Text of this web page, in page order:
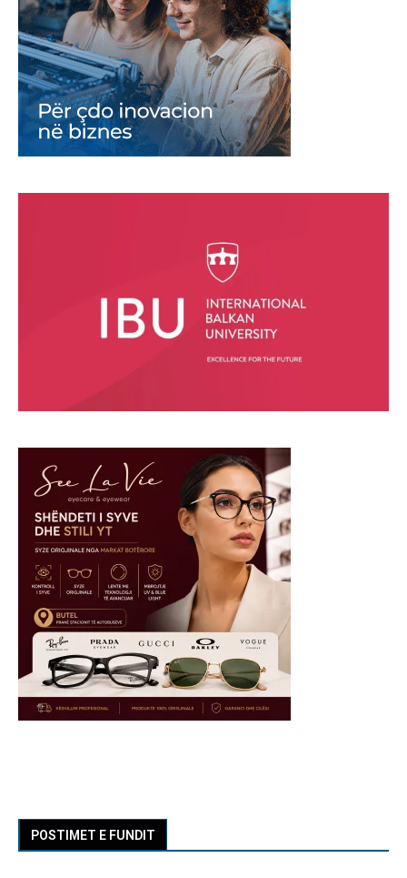
POSTIMET E FUNDIT